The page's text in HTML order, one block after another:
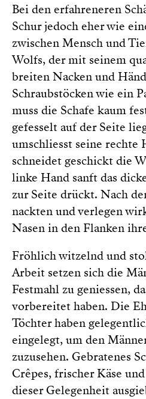
Bei den erfahreneren
Schur jedoch eher wie
zwischen Mensch und
Wolfs, der mit seinem
breiten Nacken und
Schraubstöcken wie ein
muss die Schafe kaum
gefesselt auf der Seite
umschliesst seine rechte
schneidet geschickt die
linke Hand sanft das
zur Seite drückt. Nach
nackten und verlegen
Nasen in den Flanken
Fröhlich witzelnd und
Arbeit setzen sich die
Festmahl zu geniessen,
vorbereitet haben. Die
Töchter haben
eingelegt, um den
zuzusehen. Gebratenes
Crêpes, frischer Käse
dieser Gelegenheit